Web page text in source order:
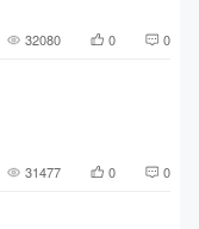
32080 0 0
31477 0 0